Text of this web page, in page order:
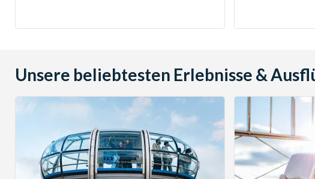
Unsere beliebtesten Erlebnisse &